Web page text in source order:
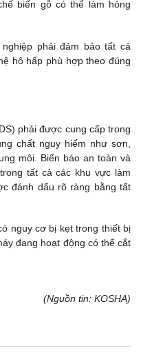
biến gỗ có thể làm hỏng
nghiệp phải đảm bảo tất cả
hô hấp phù hợp theo đúng
phải được cung cấp trong
chất nguy hiểm như sơn,
môi. Biển báo an toàn và
tất cả các khu vực làm
đánh dấu rõ ràng bằng tất
nguy cơ bị kẹt trong thiết bị
đang hoạt động có thể cắt
(Nguồn tin: KOSHA)